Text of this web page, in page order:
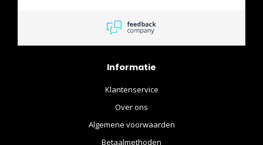
verzending en een super
aanbod voor de
verzamelaars. Het pre-
en makkelijk. Weer bedankt
Informatie
Klantenservice
Over ons
Algemene voorwaarden
Betaalmethoden